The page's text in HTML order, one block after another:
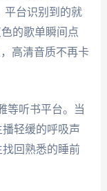
平台识别到的就
的歌单瞬间点
高清音质不再卡
等听书平台。当
轻缓的呼吸声
回熟悉的睡前